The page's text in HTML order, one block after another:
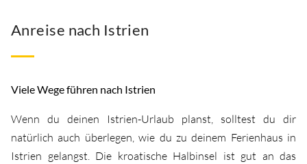
Anreise nach Istrien
Viele Wege führen nach Istrien
Wenn du deinen Istrien-Urlaub planst, solltest du dir
natürlich auch überlegen, wie du zu deinem Ferienhaus in
Istrien gelangst. Die kroatische Halbinsel ist gut an das